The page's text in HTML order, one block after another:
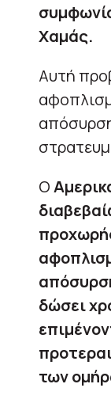
Χαμάς.
Αυτή
Ο
δώσει
των